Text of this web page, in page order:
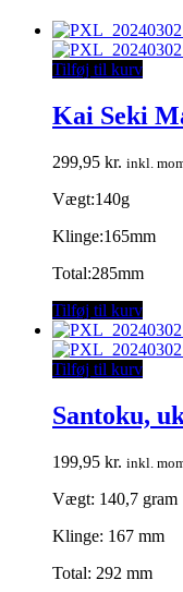
Tilføj til kurv
Kai Seki
299,95 kr. inkl.
Vægt:140g
Klinge:165mm
Total:285mm
Tilføj til kurv
Tilføj til kurv
Santoku,
199,95 kr. inkl.
Vægt: 140,7 gram
Klinge: 167 mm
Total: 292 mm